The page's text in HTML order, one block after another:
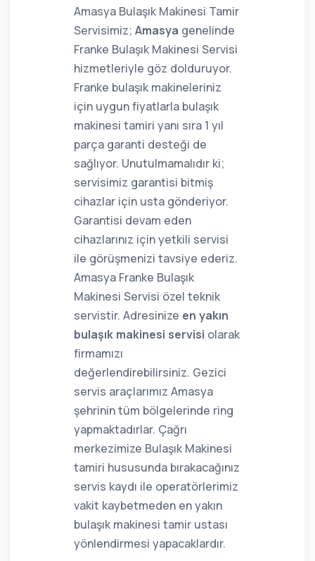
Amasya Bulaşık Makinesi Tamir
Servisimiz; Amasya genelinde
Franke Bulaşık Makinesi Servisi
hizmetleriyle göz dolduruyor.
Franke bulaşık makineleriniz
için uygun fiyatlarla bulaşık
makinesi tamiri yanı sıra 1 yıl
parça garanti desteği de
sağlıyor. Unutulmamalıdır ki;
servisimiz garantisi bitmiş
cihazlar için usta gönderiyor.
Garantisi devam eden
cihazlarınız için yetkili servisi
ile görüşmenizi tavsiye ederiz.
Amasya Franke Bulaşık
Makinesi Servisi özel teknik
servistir. Adresinize en yakın
bulaşık makinesi servisi olarak
firmamızı
değerlendirebilirsiniz. Gezici
servis araçlarımız Amasya
şehrinin tüm bölgelerinde ring
yapmaktadırlar. Çağrı
merkezimize Bulaşık Makinesi
tamiri hususunda bırakacağınız
servis kaydı ile operatörlerimiz
vakit kaybetmeden en yakın
bulaşık makinesi tamir ustası
yönlendirmesi yapacaklardır.